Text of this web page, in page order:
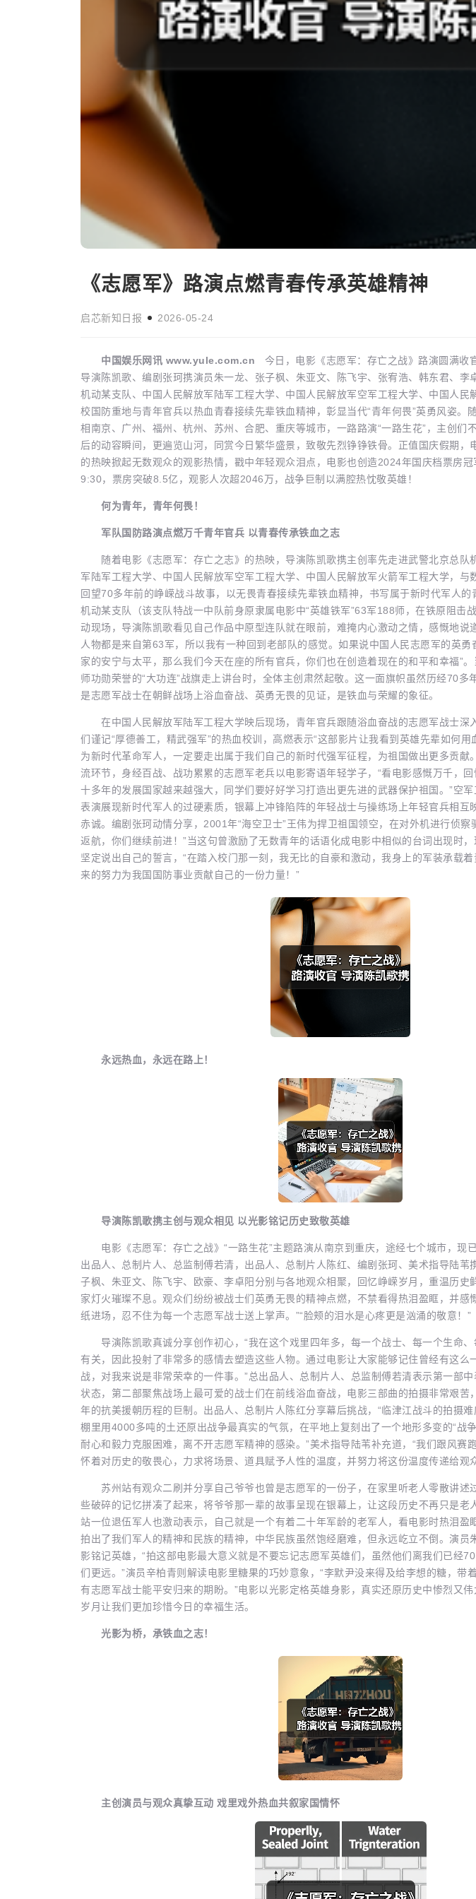
《志愿军》路演点燃青春传承英雄精神
启芯新知日报 2026-05-24
中国娱乐网讯 www.yule.com.cn 今日，电影《志愿军：存亡之战》路演圆满收
导演陈凯歌、编剧张珂携演员朱一龙、张子枫、朱亚文、陈飞宇、张宥浩、韩东君、李
机动某支队、中国人民解放军陆军工程大学、中国人民解放军空军工程大学、中国人民
校国防重地与青年官兵以热血青春接续先辈铁血精神，彰显当代“青年何畏”英勇风姿。
相南京、广州、福州、杭州、苏州、合肥、重庆等城市，一路路演“一路生花”，主创们
后的动容瞬间，更遍览山河，同赏今日繁华盛景，致敬先烈铮铮铁骨。正值国庆假期，
的热映掀起无数观众的观影热情，戳中年轻观众泪点，电影也创造2024年国庆档票房
9:30，票房突破8.5亿，观影人次超2046万，战争巨制以满腔热忱敬英雄！
何为青年，青年何畏！
军队国防路演点燃万千青年官兵 以青春传承铁血之志
随着电影《志愿军：存亡之志》的热映，导演陈凯歌携主创率先走进武警北京总队
军陆军工程大学、中国人民解放军空军工程大学、中国人民解放军火箭军工程大学，与
回望70多年前的峥嵘战斗故事，以无畏青春接续先辈铁血精神，书写属于新时代军人的
机动某支队（该支队特战一中队前身原隶属电影中“英雄铁军”63军188师，在铁原阻击
动现场，导演陈凯歌看见自己作品中原型连队就在眼前，难掩内心激动之情，感慨地说
人物都是来自第63军，所以我有一种回到老部队的感觉。如果说中国人民志愿军的英勇
家的安宁与太平，那么我们今天在座的所有官兵，你们也在创造着现在的和平和幸福”
师功勋荣誉的“大功连”战旗走上讲台时，全体主创肃然起敬。这一面旗帜虽然历经70多
是志愿军战士在朝鲜战场上浴血奋战、英勇无畏的见证，是铁血与荣耀的象征。
在中国人民解放军陆军工程大学映后现场，青年官兵跟随浴血奋战的志愿军战士深
们谨记“厚德善工，精武强军”的热血校训，高燃表示“这部影片让我看到英雄先辈如何
为新时代革命军人，一定要走出属于我们自己的新时代强军征程，为祖国做出更多贡献
流环节，身经百战、战功累累的志愿军老兵以电影寄语年轻学子，“看电影感慨万千，
十多年的发展国家越来越强大，同学们要好好学习打造出更先进的武器保护祖国。”空
表演展现新时代军人的过硬素质，银幕上冲锋陷阵的年轻战士与操练场上年轻官兵相互
赤诚。编剧张珂动情分享，2001年“海空卫士”王伟为捍卫祖国领空，在对外机进行侦察
返航，你们继续前进！”当这句曾激励了无数青年的话语化成电影中相似的台词出现时，
坚定说出自己的誓言，“在踏入校门那一刻，我无比的自豪和激动，我身上的军装承载
来的努力为我国国防事业贡献自己的一份力量！”
永远热血，永远在路上！
导演陈凯歌携主创与观众相见 以光影铭记历史致敬英雄
电影《志愿军：存亡之战》“一路生花”主题路演从南京到重庆，途经七个城市，现
出品人、总制片人、总监制傅若清，出品人、总制片人陈红、编剧张珂、美术指导陆苇
子枫、朱亚文、陈飞宇、欧豪、李卓阳分别与各地观众相聚，回忆峥嵘岁月，重温历史
家灯火璀璨不息。观众们纷纷被战士们英勇无畏的精神点燃，不禁看得热泪盈眶，并感
纸进场，忍不住为每一个志愿军战士送上掌声。”“脸颊的泪水是心疼更是汹涌的敬意！”
导演陈凯歌真诚分享创作初心，“我在这个戏里四年多，每一个战士、每一个生命、
有关，因此投射了非常多的感情去塑造这些人物。通过电影让大家能够记住曾经有这么
战，对我来说是非常荣幸的一件事。”总出品人、总制片人、总监制傅若清表示第一部
状态，第二部聚焦战场上最可爱的战士们在前线浴血奋战，电影三部曲的拍摄非常艰苦
年的抗美援朝历程的巨制。出品人、总制片人陈红分享幕后挑战，“临津江战斗的拍摄
棚里用4000多吨的土还原出战争最真实的气氛，在平地上复刻出了一个地形多变的“战
耐心和毅力克服困难，离不开志愿军精神的感染。”美术指导陆苇补充道，“我们跟风赛
怀着对历史的敬畏心，力求将场景、道具赋予人性的温度，并努力将这份温度传递给观
苏州站有观众二刷并分享自己爷爷也曾是志愿军的一份子，在家里听老人零散讲述
些破碎的记忆拼凑了起来，将爷爷那一辈的故事呈现在银幕上，让这段历史不再只是老
站一位退伍军人也激动表示，自己就是一个有着二十年军龄的老军人，看电影时热泪盈
拍出了我们军人的精神和民族的精神，中华民族虽然饱经磨难，但永远屹立不倒。演员
影铭记英雄，“拍这部电影最大意义就是不要忘记志愿军英雄们，虽然他们离我们已经
们更远。”演员辛柏青则解读电影里糖果的巧妙意象，“李默尹没来得及给李想的糖，带
有志愿军战士能平安归来的期盼。”电影以光影定格英雄身影，真实还原历史中惨烈又
岁月让我们更加珍惜今日的幸福生活。
光影为桥，承铁血之志！
主创演员与观众真挚互动 戏里戏外热血共叙家国情怀
本位”创作让 生活娱乐
短片《绿色海洋》入围英国瑞丹斯电影节
启芯新知日报 2026-04-20
生活娱乐
《新一年又一年》
生活史